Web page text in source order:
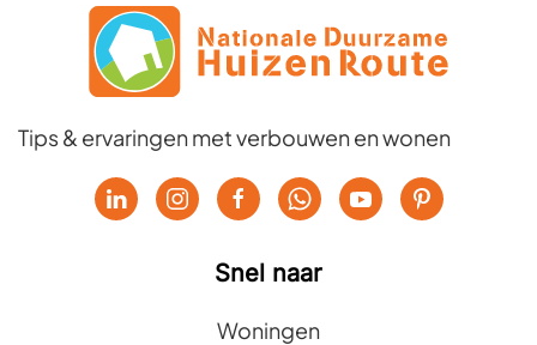
Tips & ervaringen met verbouwen en wonen
Snel naar
Woningen